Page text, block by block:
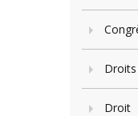
Droit